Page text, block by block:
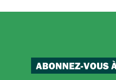
ABONNEZ-VOUS